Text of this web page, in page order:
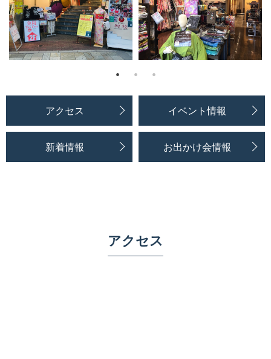
アクセス イベント情報
新着情報 お出かけ会情報
アクセス